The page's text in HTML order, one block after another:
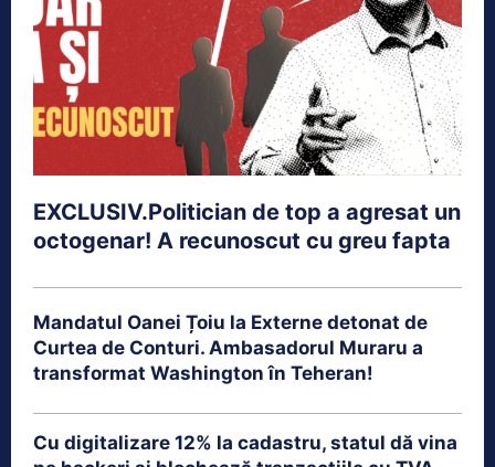
EXCLUSIV.Politician de top a agresat un
octogenar! A recunoscut cu greu fapta
Mandatul Oanei Țoiu la Externe detonat de
Curtea de Conturi. Ambasadorul Muraru a
transformat Washington în Teheran!
Cu digitalizare 12% la cadastru, statul dă vina